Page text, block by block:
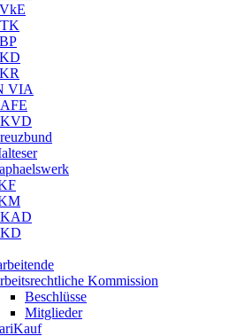
VIA
Kommission
Beschlüsse
Mitglieder